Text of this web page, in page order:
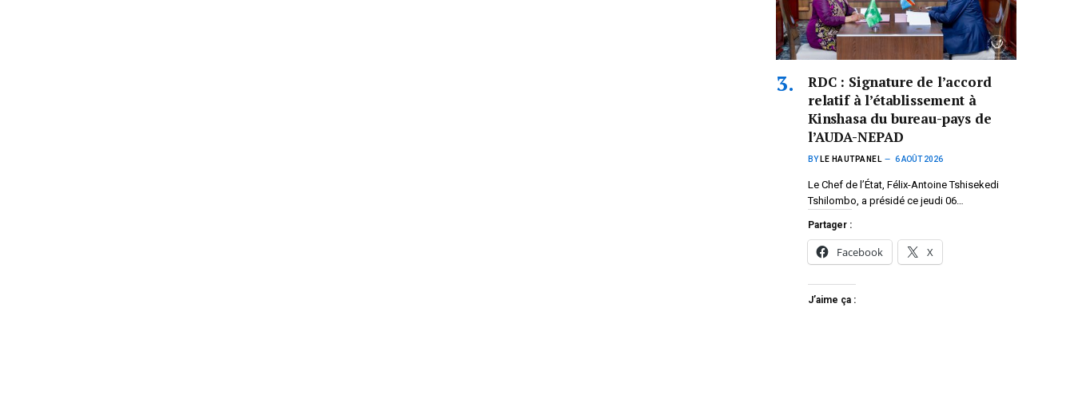
RDC : Signature de l’accord
relatif à l’établissement à
Kinshasa du bureau-pays de
l’AUDA-NEPAD
BY LE HAUTPANEL 6 AOÛT 2026
Le Chef de l’État, Félix-Antoine Tshisekedi
Tshilombo, a présidé ce jeudi 06…
Partager :
Facebook X
J’aime ça :